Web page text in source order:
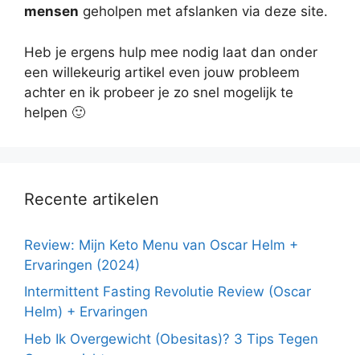
mensen geholpen met afslanken via deze site.
Heb je ergens hulp mee nodig laat dan onder
een willekeurig artikel even jouw probleem
achter en ik probeer je zo snel mogelijk te
helpen 🙂
Recente artikelen
Review: Mijn Keto Menu van Oscar Helm +
Ervaringen (2024)
Intermittent Fasting Revolutie Review (Oscar
Helm) + Ervaringen
Heb Ik Overgewicht (Obesitas)? 3 Tips Tegen